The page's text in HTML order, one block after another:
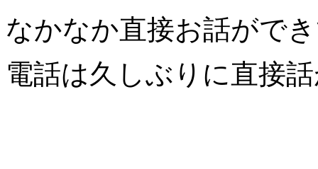
なかなか直接お話がで
電話は久しぶりに直接